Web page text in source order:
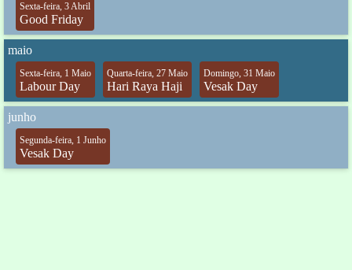
Sexta-feira, 3 Abril
Good Friday
maio
Sexta-feira, 1 Maio
Labour Day
Quarta-feira, 27 Maio
Hari Raya Haji
Domingo, 31 Maio
Vesak Day
junho
Segunda-feira, 1 Junho
Vesak Day